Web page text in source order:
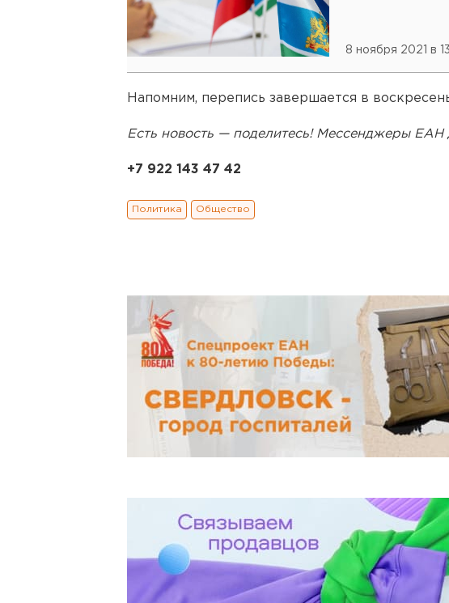
8 ноября 2021 в
Напомним, перепись завершается в
Есть новость — поделитесь! Мессенджеры
+7 922 143 47 42
Политика Общество